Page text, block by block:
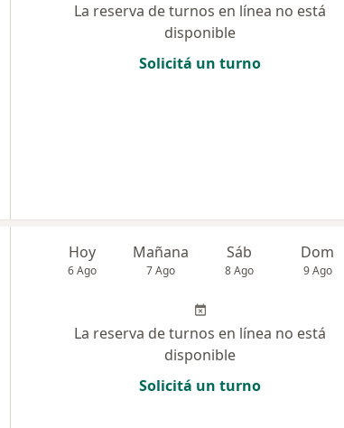
La reserva de turnos en línea no está
disponible
Solicitá un turno
Hoy
6 Ago
Mañana
7 Ago
Sáb
8 Ago
Dom
9 Ago
La reserva de turnos en línea no está
disponible
Solicitá un turno